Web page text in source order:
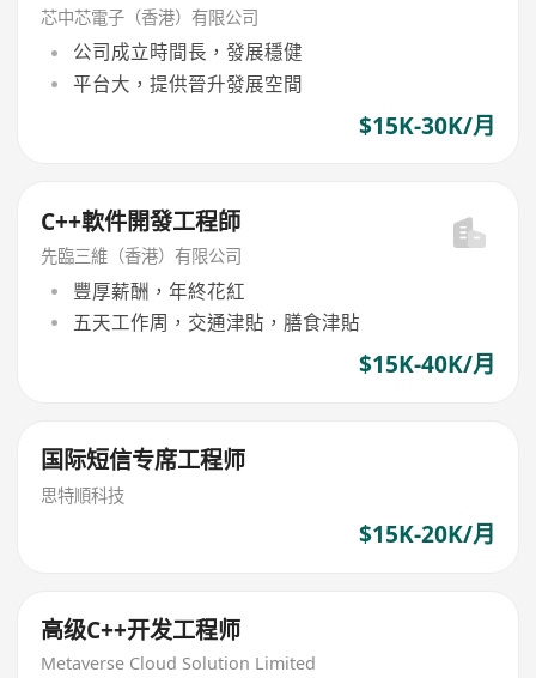
芯中芯電子（香港）有限公司
公司成立時間長，發展穩健
平台大，提供晉升發展空間
$15K-30K/月
C++軟件開發工程師
先臨三維（香港）有限公司
豐厚薪酬，年終花紅
五天工作周，交通津貼，膳食津貼
$15K-40K/月
国际短信专席工程师
思特順科技
$15K-20K/月
高级C++开发工程师
Metaverse Cloud Solution Limited